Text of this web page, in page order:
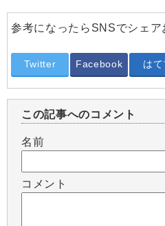
参考になったらSNSでシェア
Twitter Facebook はて
この記事へのコメント
名前
コメント